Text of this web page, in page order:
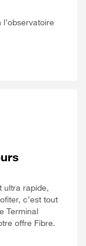
ultra rapide,
c’est tout
Terminal
offre Fibre.